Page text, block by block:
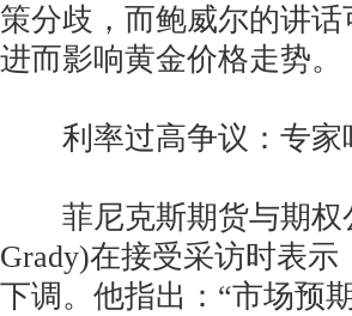
策分歧，而鲍威尔的讲
进而影响黄金价格走势。
利率过高争议：专家
菲尼克斯期货与期权
Grady)在接受采访时表
下调。他指出：“市场预